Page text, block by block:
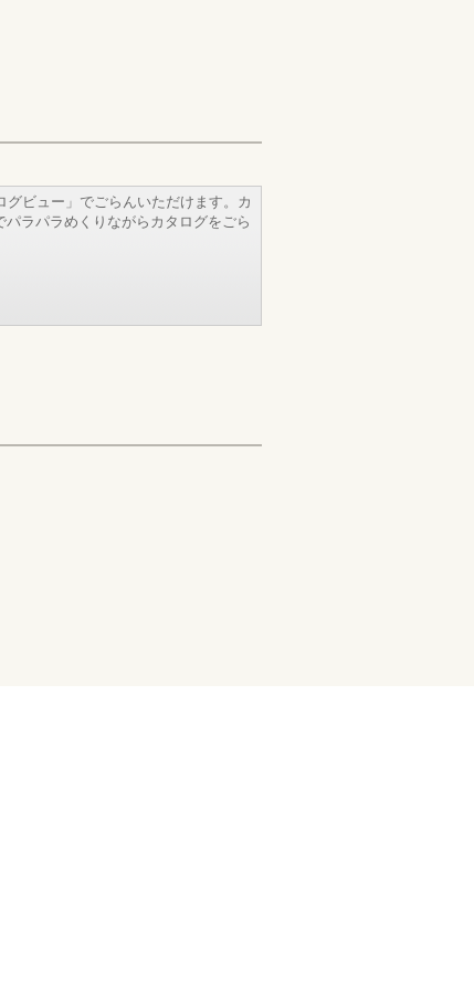
グビュー」でごらんいただけます。カ
ラパラめくりながらカタログをごら